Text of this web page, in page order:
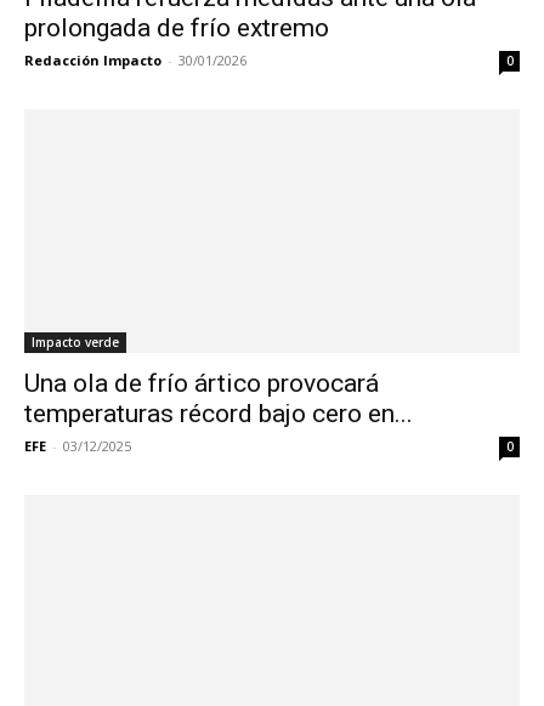
prolongada de frío extremo
Redacción Impacto - 30/01/2026 0
Impacto verde
Una ola de frío ártico provocará
temperaturas récord bajo cero en...
EFE - 03/12/2025 0